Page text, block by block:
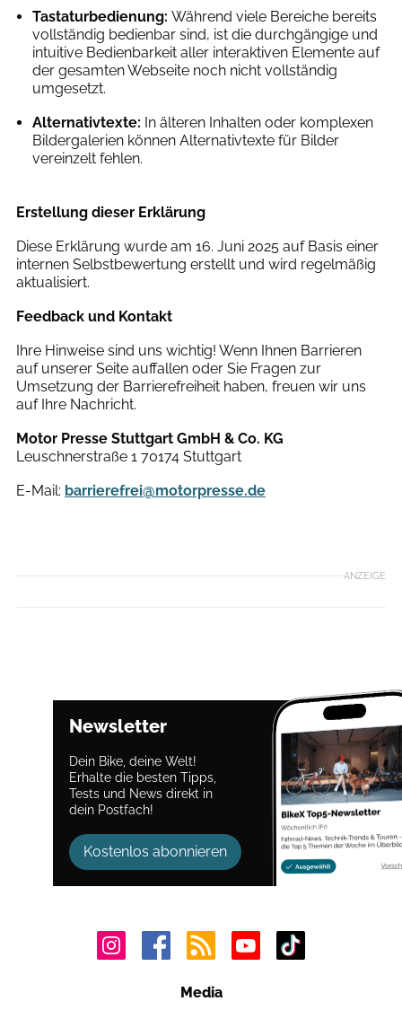
Tastaturbedienung: Während viele Bereiche bereits
vollständig bedienbar sind, ist die durchgängige und
intuitive Bedienbarkeit aller interaktiven Elemente auf
der gesamten Webseite noch nicht vollständig
umgesetzt.
Alternativtexte: In älteren Inhalten oder komplexen
Bildergalerien können Alternativtexte für Bilder
vereinzelt fehlen.
Erstellung dieser Erklärung
Diese Erklärung wurde am 16. Juni 2025 auf Basis einer
internen Selbstbewertung erstellt und wird regelmäßig
aktualisiert.
Feedback und Kontakt
Ihre Hinweise sind uns wichtig! Wenn Ihnen Barrieren
auf unserer Seite auffallen oder Sie Fragen zur
Umsetzung der Barrierefreiheit haben, freuen wir uns
auf Ihre Nachricht.
Motor Presse Stuttgart GmbH & Co. KG
Leuschnerstraße 1 70174 Stuttgart
E-Mail: barrierefrei@motorpresse.de
ANZEIGE
Newsletter
Dein Bike, deine Welt!
Erhalte die besten Tipps,
Tests und News direkt in
dein Postfach!
Kostenlos abonnieren
Media